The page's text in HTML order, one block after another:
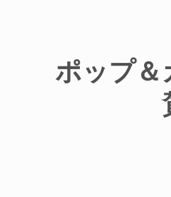
ポップ